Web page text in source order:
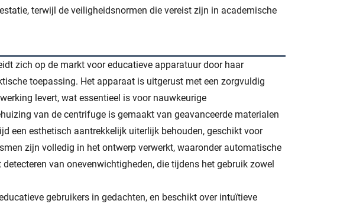
terwijl de veiligheidsnormen die vereist zijn in academische
zich op de markt voor educatieve apparatuur door haar
toepassing. Het apparaat is uitgerust met een zorgvuldig
levert, wat essentieel is voor nauwkeurige
van de centrifuge is gemaakt van geavanceerde materialen
een esthetisch aantrekkelijk uiterlijk behouden, geschikt voor
zijn volledig in het ontwerp verwerkt, waaronder automatische
van onevenwichtigheden, die tijdens het gebruik zowel
gebruikers in gedachten, en beschikt over intuïtieve